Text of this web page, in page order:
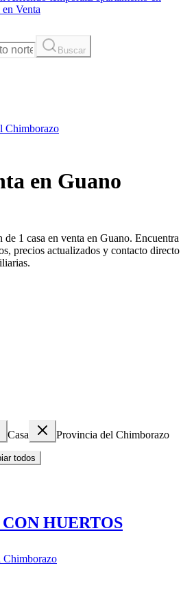
Venta
Buscar
Chimborazo
en Guano
1 casa en venta en Guano. Encuentra
precios actualizados y contacto directo
Casa
Provincia del Chimborazo
todos
HUERTOS
Chimborazo